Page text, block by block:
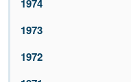
1974
1973
1972